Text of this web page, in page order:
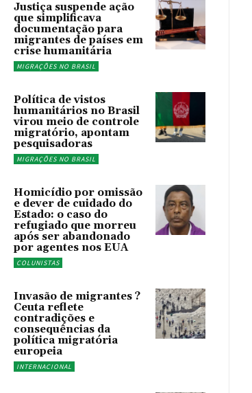
Justiça suspende ação
que simplificava
documentação para
migrantes de países em
crise humanitária
MIGRAÇÕES NO BRASIL
Política de vistos
humanitários no Brasil
virou meio de controle
migratório, apontam
pesquisadoras
MIGRAÇÕES NO BRASIL
Homicídio por omissão
e dever de cuidado do
Estado: o caso do
refugiado que morreu
após ser abandonado
por agentes nos EUA
COLUNISTAS
Invasão de migrantes ?
Ceuta reflete
contradições e
consequências da
política migratória
europeia
INTERNACIONAL